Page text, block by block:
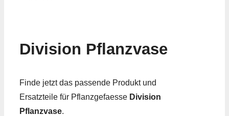
Division Pflanzvase
Finde jetzt das passende Produkt und
Ersatzteile für Pflanzgefaesse Division
Pflanzvase.